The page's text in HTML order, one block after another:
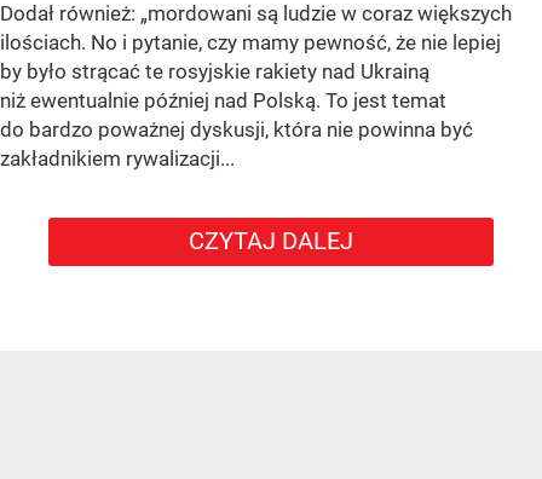
Dodał również: „mordowani są ludzie w coraz większych
ilościach. No i pytanie, czy mamy pewność, że nie lepiej
by było strącać te rosyjskie rakiety nad Ukrainą
niż ewentualnie później nad Polską. To jest temat
do bardzo poważnej dyskusji, która nie powinna być
zakładnikiem rywalizacji...
CZYTAJ DALEJ